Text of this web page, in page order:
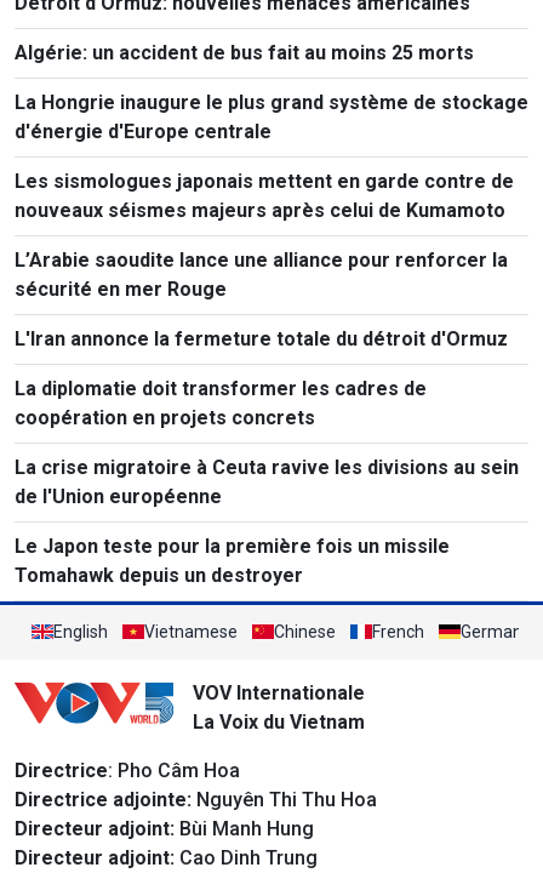
Algérie: un accident de bus fait au moins 25 morts
La Hongrie inaugure le plus grand système de stockage
d'énergie d'Europe centrale
Les sismologues japonais mettent en garde contre de
nouveaux séismes majeurs après celui de Kumamoto
L’Arabie saoudite lance une alliance pour renforcer la
sécurité en mer Rouge
L'Iran annonce la fermeture totale du détroit d'Ormuz
La diplomatie doit transformer les cadres de
coopération en projets concrets
La crise migratoire à Ceuta ravive les divisions au sein
de l'Union européenne
Le Japon teste pour la première fois un missile
Tomahawk depuis un destroyer
English Vietnamese Chinese French German
VOV Internationale
La Voix du Vietnam
Directrice: Pho Câm Hoa
Directrice adjointe: Nguyên Thi Thu Hoa
Directeur adjoint: Bùi Manh Hung
Directeur adjoint: Cao Dinh Trung